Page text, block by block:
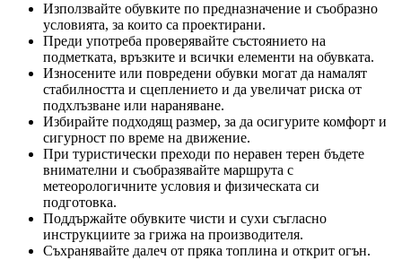
Използвайте обувките по предназначение и съобразно
условията, за които са проектирани.
Преди употреба проверявайте състоянието на
подметката, връзките и всички елементи на обувката.
Износените или повредени обувки могат да намалят
стабилността и сцеплението и да увеличат риска от
подхлъзване или нараняване.
Избирайте подходящ размер, за да осигурите комфорт и
сигурност по време на движение.
При туристически преходи по неравен терен бъдете
внимателни и съобразявайте маршрута с
метеорологичните условия и физическата си
подготовка.
Поддържайте обувките чисти и сухи съгласно
инструкциите за грижа на производителя.
Съхранявайте далеч от пряка топлина и открит огън.